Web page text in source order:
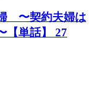
〜契約夫婦は
【単話】 27